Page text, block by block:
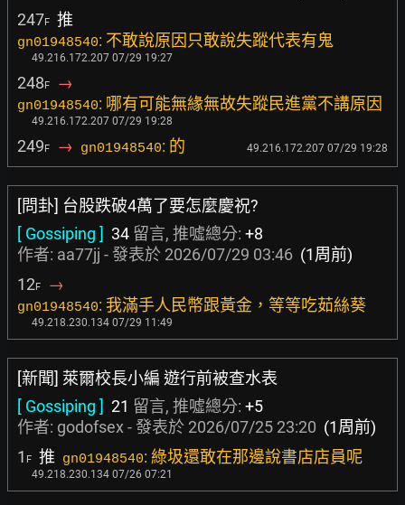
247F 推
gn01948540: 不敢說原因只敢說失蹤代表有鬼
49.216.172.207 07/29 19:27
248F →
gn01948540: 哪有可能無緣無故失蹤民進黨不講原因
49.216.172.207 07/29 19:28
249F → gn01948540: 的 49.216.172.207 07/29 19:28
[問卦] 台股跌破4萬了要怎麼慶祝?
[ Gossiping ] 34 留言, 推噓總分: +8
作者: aa77jj - 發表於 2026/07/29 03:46 (1周前)
12F →
gn01948540: 我滿手人民幣跟黃金，等等吃茹絲葵
49.218.230.134 07/29 11:49
[新聞] 萊爾校長小編 遊行前被查水表
[ Gossiping ] 21 留言, 推噓總分: +5
作者: godofsex - 發表於 2026/07/25 23:20 (1周前)
1 F 推 gn01948540: 綠圾還敢在那邊說書店店員呢
49.218.230.134 07/26 07:21